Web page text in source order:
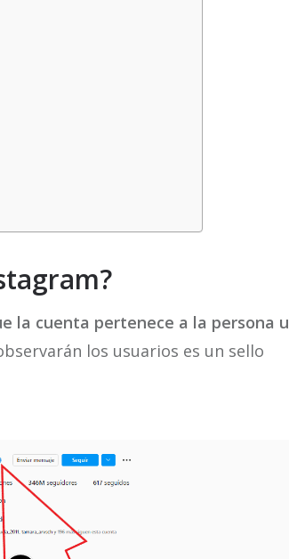
la cuenta pertenece a la persona u
los usuarios es un sello